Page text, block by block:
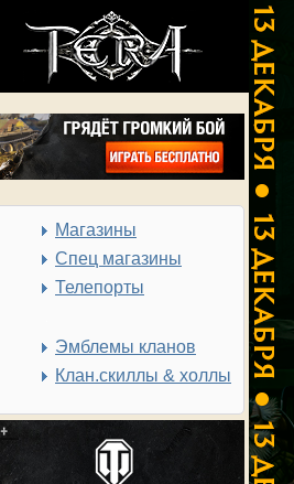
Магазины
Спец магазины
Телепорты
Эмблемы кланов
Клан.скиллы & холлы